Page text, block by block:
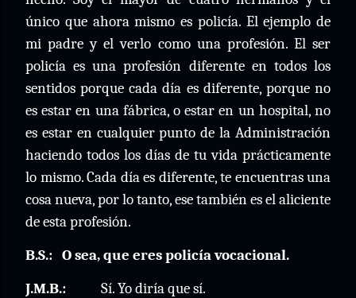
único que ahora mismo es policía. El ejemplo de
mi padre y el verlo como una profesión. El ser
policía es una profesión diferente en todos los
sentidos porque cada día es diferente, porque no
es estar en una fábrica, o estar en un hospital, no
es estar en cualquier punto de la Administración
haciendo todos los días de tu vida prácticamente
lo mismo. Cada día es diferente, te encuentras una
cosa nueva, por lo tanto, ese también es el aliciente
de esta profesión.
B.S.: O sea, que eres policía vocacional.
J.M.B.:
Sí. Yo diría que sí.